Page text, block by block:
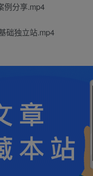
例分享.mp4
础独立站.mp4